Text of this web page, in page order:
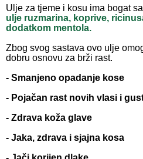
Ulje za tjeme i kosu ima bogat
ulje ruzmarina, koprive,
dodatkom mentola.
Zbog svog sastava ovo ulje
dobru osnovu za brži rast.
- Smanjeno opadanje kose
- Pojačan rast novih vlasi i
- Zdrava koža glave
- Jaka, zdrava i sjajna kosa